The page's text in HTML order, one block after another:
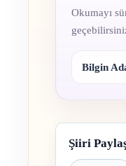
Okumayı
Bilgin
Şiiri